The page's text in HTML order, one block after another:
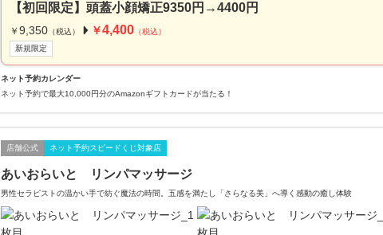
【初回限定】頭蓋小顔矯正9350円→4400円
￥ 9,350 （税込） ￥4,400 （税込）
新規限定
ネット予約カレンダー
ネット予約で最大10,000円分のAmazonギフトカードが当たる！
店舗公式 ネット予約スピードくじ対象店
あいおらいと リンパマッサージ
男性セラピストの温かい手で紡ぐ魔法の時間。五感を満たし「さらなる美」へ導く感動の癒し体験